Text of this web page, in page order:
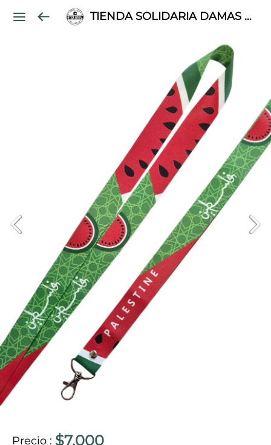
TIENDA SOLIDARIA DAMAS PALESTINAS
Precio : $7,000